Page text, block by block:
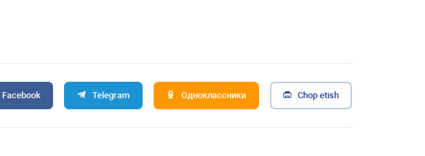
Facebook Telegram Одноклассники Chop etish